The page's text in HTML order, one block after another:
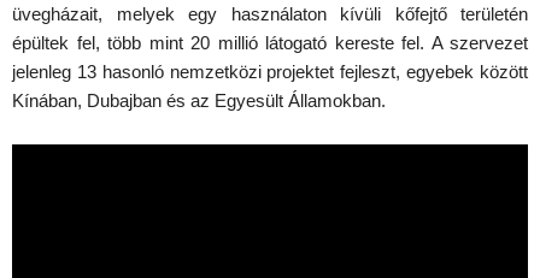
üvegházait, melyek egy használaton kívüli kőfejtő területén
épültek fel, több mint 20 millió látogató kereste fel. A szervezet
jelenleg 13 hasonló nemzetközi projektet fejleszt, egyebek között
Kínában, Dubajban és az Egyesült Államokban.